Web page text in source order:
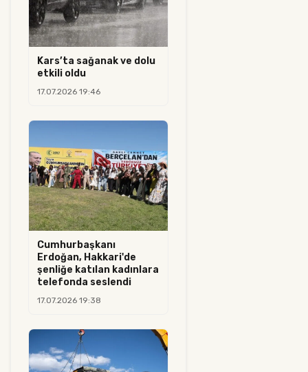
Kars’ta sağanak ve dolu
etkili oldu
17.07.2026 19:46
Cumhurbaşkanı
Erdoğan, Hakkari'de
şenliğe katılan kadınlara
telefonda seslendi
17.07.2026 19:38